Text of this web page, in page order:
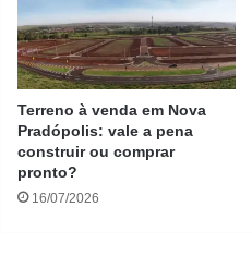
Terreno à venda em Nova
Pradópolis: vale a pena
construir ou comprar
pronto?
16/07/2026